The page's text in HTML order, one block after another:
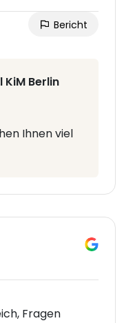
Bericht
Berlin
Ihnen viel
Fragen